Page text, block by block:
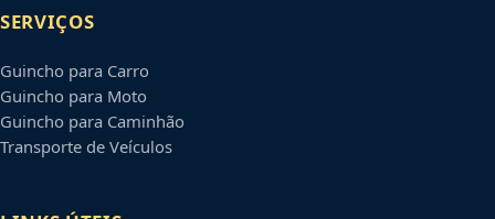
SERVIÇOS
Guincho para Carro
Guincho para Moto
Guincho para Caminhão
Transporte de Veículos